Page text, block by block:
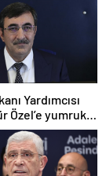
Yardımcısı
Özel’e yumruklu